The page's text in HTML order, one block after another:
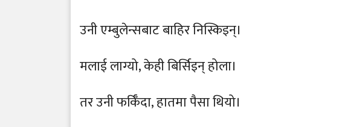
उनी एम्बुलेन्सबाट बाहिर निस्किइन्।
मलाई लाग्यो, केही बिर्सिइन् होला।
तर उनी फर्किँदा, हातमा पैसा थियो।